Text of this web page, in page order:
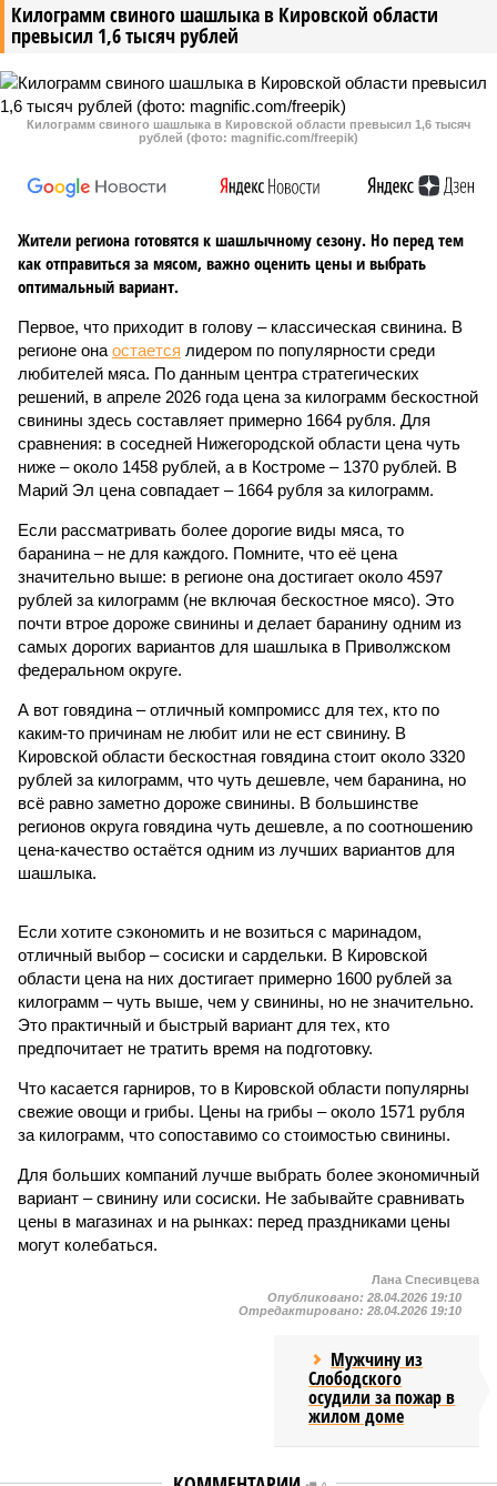
Килограмм свиного шашлыка в Кировской области
превысил 1,6 тысяч рублей
Килограмм свиного шашлыка в Кировской области превысил 1,6 тысяч
рублей (фото: magnific.com/freepik)
Жители региона готовятся к шашлычному сезону. Но перед тем
как отправиться за мясом, важно оценить цены и выбрать
оптимальный вариант.
Первое, что приходит в голову – классическая свинина. В
регионе она остается лидером по популярности среди
любителей мяса. По данным центра стратегических
решений, в апреле 2026 года цена за килограмм бескостной
свинины здесь составляет примерно 1664 рубля. Для
сравнения: в соседней Нижегородской области цена чуть
ниже – около 1458 рублей, а в Костроме – 1370 рублей. В
Марий Эл цена совпадает – 1664 рубля за килограмм.
Если рассматривать более дорогие виды мяса, то
баранина – не для каждого. Помните, что её цена
значительно выше: в регионе она достигает около 4597
рублей за килограмм (не включая бескостное мясо). Это
почти втрое дороже свинины и делает баранину одним из
самых дорогих вариантов для шашлыка в Приволжском
федеральном округе.
А вот говядина – отличный компромисс для тех, кто по
каким-то причинам не любит или не ест свинину. В
Кировской области бескостная говядина стоит около 3320
рублей за килограмм, что чуть дешевле, чем баранина, но
всё равно заметно дороже свинины. В большинстве
регионов округа говядина чуть дешевле, а по соотношению
цена-качество остаётся одним из лучших вариантов для
шашлыка.
Если хотите сэкономить и не возиться с маринадом,
отличный выбор – сосиски и сардельки. В Кировской
области цена на них достигает примерно 1600 рублей за
килограмм – чуть выше, чем у свинины, но не значительно.
Это практичный и быстрый вариант для тех, кто
предпочитает не тратить время на подготовку.
Что касается гарниров, то в Кировской области популярны
свежие овощи и грибы. Цены на грибы – около 1571 рубля
за килограмм, что сопоставимо со стоимостью свинины.
Для больших компаний лучше выбрать более экономичный
вариант – свинину или сосиски. Не забывайте сравнивать
цены в магазинах и на рынках: перед праздниками цены
могут колебаться.
Лана Спесивцева
Опубликовано: 28.04.2026 19:10
Отредактировано: 28.04.2026 19:10
Мужчину из
Слободского
осудили за пожар в
жилом доме